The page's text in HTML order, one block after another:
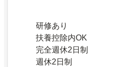
研修あり
扶養控除内OK
完全週休2日制
週休2日制